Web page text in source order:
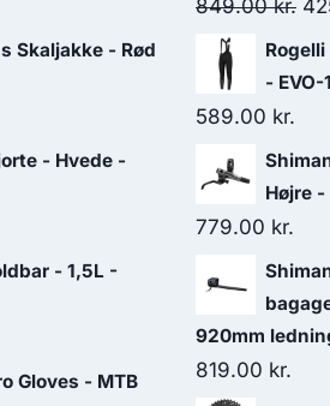
Skaljakke - Rød
- Hvede -
- 1,5L -
Gloves - MTB
849.00kr.
- EVO-
589.00 kr.
Højre
779.00 kr.
920mm
819.00 kr.